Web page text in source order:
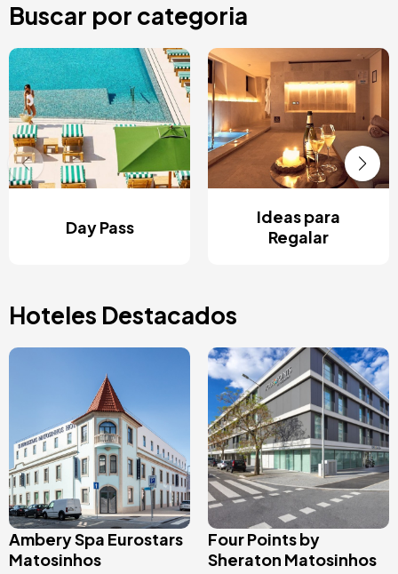
Buscar por categoria
Day Pass
Ideas para
Regalar
Hoteles Destacados
Ambery Spa Eurostars
Matosinhos
Image
Four Points by
Sheraton Matosinhos